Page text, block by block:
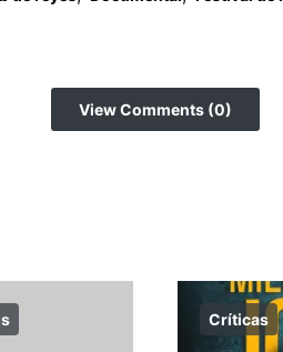
View Comments (0)
Críticas